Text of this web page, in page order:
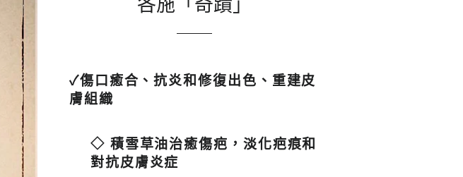
各施「奇蹟」
✓傷口癒合、抗炎和修復出色 、 重建皮
膚組織
◇ 積雪草油治癒傷疤，淡化疤痕和
對抗皮膚炎症